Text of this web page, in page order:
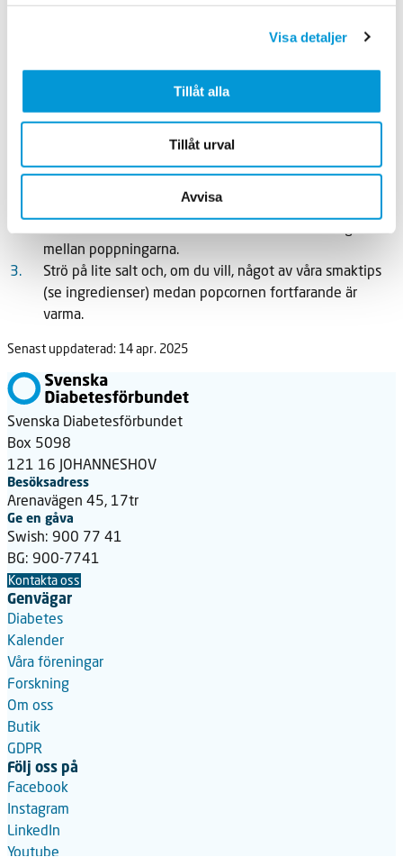
Visa detaljer
Tillåt alla
Tillåt urval
Avvisa
1/2 tsk anchochilipulver.
Dietisterna Johanna Andersson och Caroline Wilbois
Häll olja och popcorn i en stor kastrull.
hör första poppet, skaka kastrullen med jämna
mellan poppningarna.
Strö på lite salt och, om du vill, något av våra smaktips
(se ingredienser) medan popcornen fortfarande är
varma.
Senast uppdaterad: 14 apr. 2025
Svenska Diabetesförbundet
Box 5098
121 16 JOHANNESHOV
Besöksadress
Arenavägen 45, 17tr
Ge en gåva
Swish: 900 77 41
BG: 900-7741
Kontakta oss
Genvägar
Diabetes
Kalender
Våra föreningar
Forskning
Om oss
Butik
GDPR
Följ oss på
Facebook
Instagram
LinkedIn
Youtube